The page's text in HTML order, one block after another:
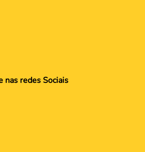
nas redes Sociais